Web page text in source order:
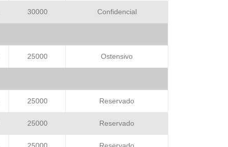
30000 Confidencial
25000 Ostensivo
25000 Reservado
25000 Reservado